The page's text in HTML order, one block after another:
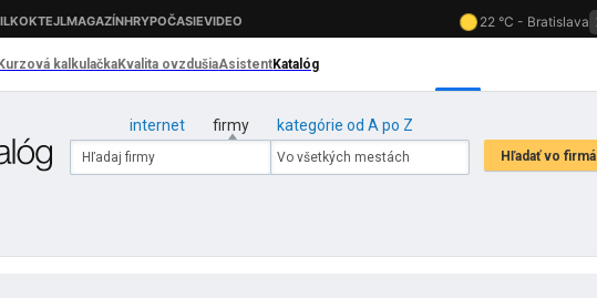
internet firmy kategórie od A po Z